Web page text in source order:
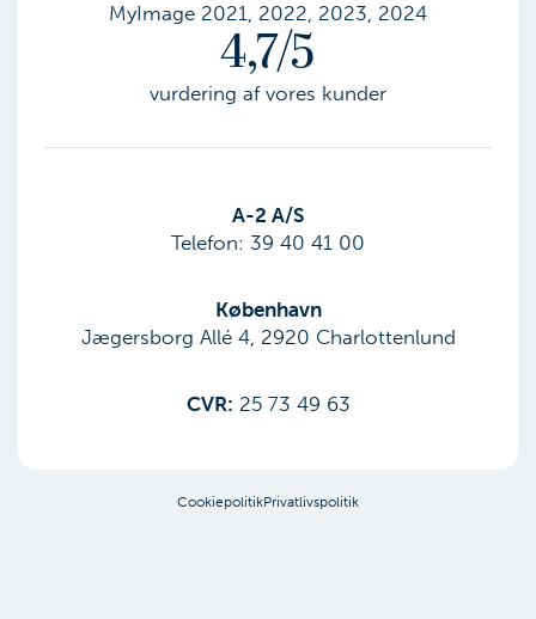
MyImage 2021, 2022, 2023, 2024
4,7/5
vurdering af vores kunder
​A-2 A/S
Telefon: 39 40 41 00
København
Jægersborg Allé 4, 2920 Charlottenlund
CVR: 25 73 49 63
CookiepolitikPrivatlivspolitik